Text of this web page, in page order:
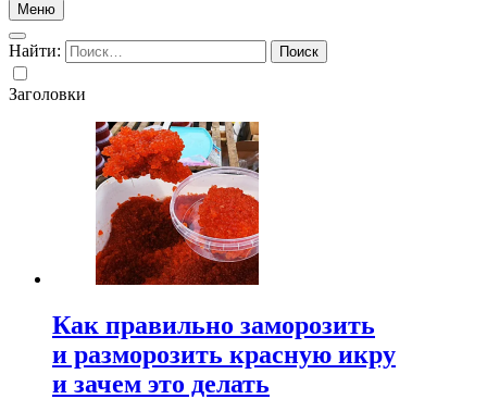
Меню
Найти:
Заголовки
Как правильно заморозить
и разморозить красную икру
и зачем это делать